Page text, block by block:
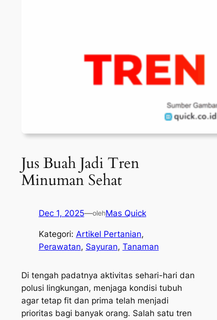
Jus Buah Jadi Tren
Minuman Sehat
Dec 1, 2025—olehMas Quick
Kategori: Artikel Pertanian
Perawatan, Sayuran, Tanaman
Di tengah padatnya aktivitas sehari-hari dan
polusi lingkungan, menjaga kondisi tubuh
agar tetap fit dan prima telah menjadi
prioritas bagi banyak orang. Salah satu tren